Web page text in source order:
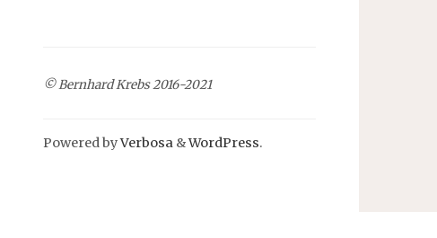
© Bernhard Krebs 2016-2021
Powered byVerbosa &WordPress.